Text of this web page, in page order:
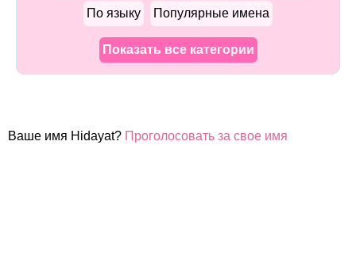
По языку Популярные имена
Показать все категории
Ваше имя Hidayat? Проголосовать за свое имя